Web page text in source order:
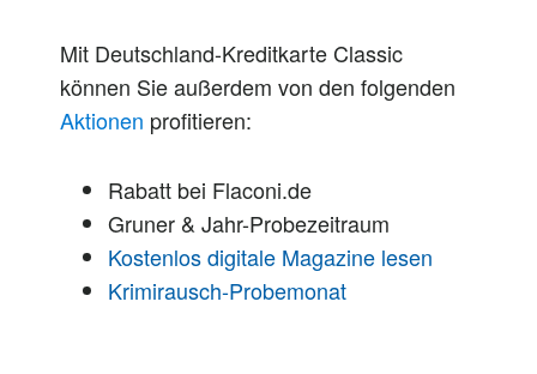
Mit Deutschland-Kreditkarte Classic
können Sie außerdem von den folgenden
Aktionen profitieren:
Rabatt bei Flaconi.de
Gruner & Jahr-Probezeitraum
Kostenlos digitale Magazine lesen
Krimirausch-Probemonat